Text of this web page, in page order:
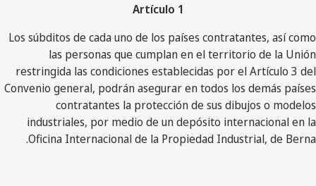
Artículo 1
Los súbditos de cada uno de los países contratantes, así como
las personas que cumplan en el territorio de la Unión
restringida las condiciones establecidas por el Artículo 3 del
Convenio general, podrán asegurar en todos los demás países
contratantes la protección de sus dibujos o modelos
industriales, por medio de un depósito internacional en la
Oficina Internacional de la Propiedad Industrial, de Berna.